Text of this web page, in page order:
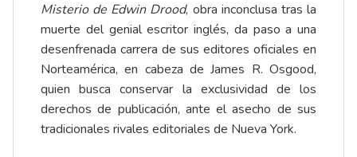
Misterio de Edwin Drood, obra inconclusa tras la
muerte del genial escritor inglés, da paso a una
desenfrenada carrera de sus editores oficiales en
Norteamérica, en cabeza de James R. Osgood,
quien busca conservar la exclusividad de los
derechos de publicación, ante el asecho de sus
tradicionales rivales editoriales de Nueva York.